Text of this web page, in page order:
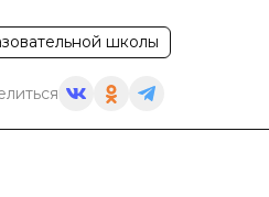
школы